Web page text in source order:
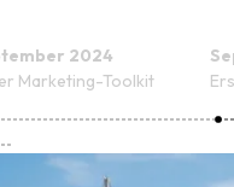
2024
Marketing-Toolkit